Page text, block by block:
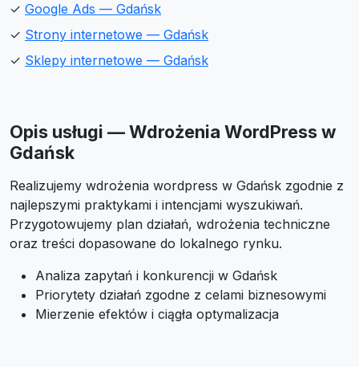
✓ Google Ads — Gdańsk
✓ Strony internetowe — Gdańsk
✓ Sklepy internetowe — Gdańsk
Opis usługi — Wdrożenia WordPress w
Gdańsk
Realizujemy wdrożenia wordpress w Gdańsk zgodnie z
najlepszymi praktykami i intencjami wyszukiwań.
Przygotowujemy plan działań, wdrożenia techniczne
oraz treści dopasowane do lokalnego rynku.
Analiza zapytań i konkurencji w Gdańsk
Priorytety działań zgodne z celami biznesowymi
Mierzenie efektów i ciągła optymalizacja